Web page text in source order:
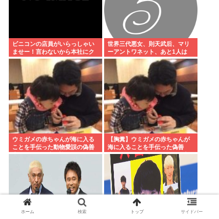
ビニコンの店員がいらっしゃい
ませー！言わないから本社にク
レームいれてやりましたよ！
www
世界三代悪女、則天武后、マリ
ーアントワネット、あと1人は
ウミガメの赤ちゃんが海に入る
ことを手伝った動物愛誤の偽善
者、最悪の結末を迎える
【胸糞】ウミガメの赤ちゃんが
海に入ることを手伝った偽善
者、最悪の行動だったことが判
明
ホーム 検索 トップ サイドバー